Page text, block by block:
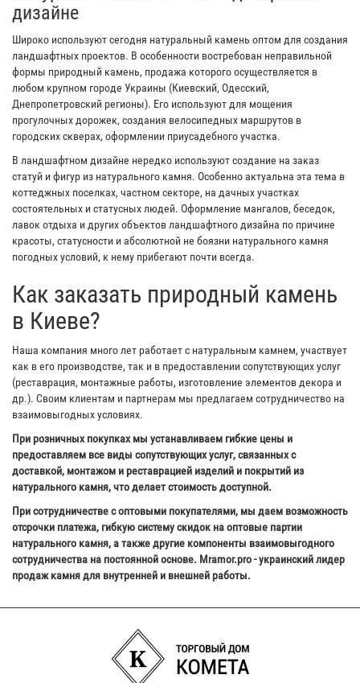
дизайне
Широко используют сегодня натуральный камень оптом для создания
ландшафтных проектов. В особенности востребован неправильной
формы природный камень, продажа которого осуществляется в
любом крупном городе Украины (Киевский, Одесский,
Днепропетровский регионы). Его используют для мощения
прогулочных дорожек, создания велосипедных маршрутов в
городских скверах, оформлении приусадебного участка.
В ландшафтном дизайне нередко используют создание на заказ
статуй и фигур из натурального камня. Особенно актуальна эта тема в
коттеджных поселках, частном секторе, на дачных участках
состоятельных и статусных людей. Оформление мангалов, беседок,
лавок отдыха и других объектов ландшафтного дизайна по причине
красоты, статусности и абсолютной не боязни натурального камня
погодных условий, к нему прибегают почти всегда.
Как заказать природный камень
в Киеве?
Наша компания много лет работает с натуральным камнем, участвует
как в его производстве, так и в предоставлении сопутствующих услуг
(реставрация, монтажные работы, изготовление элементов декора и
др.). Своим клиентам и партнерам мы предлагаем сотрудничество на
взаимовыгодных условиях.
При розничных покупках мы устанавливаем гибкие цены и
предоставляем все виды сопутствующих услуг, связанных с
доставкой, монтажом и реставрацией изделий и покрытий из
натурального камня, что делает стоимость доступной.
При сотрудничестве с оптовыми покупателями, мы даем возможность
отсрочки платежа, гибкую систему скидок на оптовые партии
натурального камня, а также другие компоненты взаимовыгодного
сотрудничества на постоянной основе. Mramor.pro - украинский лидер
продаж камня для внутренней и внешней работы.